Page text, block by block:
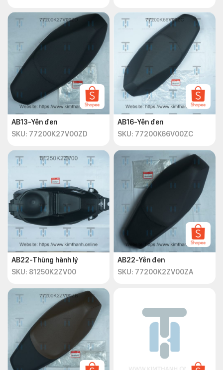
AB13-Yên đen
SKU: 77200K27V00ZD
AB16-Yên đen
SKU: 77200K66V00ZC
AB22-Thùng hành lý
SKU: 81250K2ZV00
AB22-Yên đen
SKU: 77200K2ZV00ZA